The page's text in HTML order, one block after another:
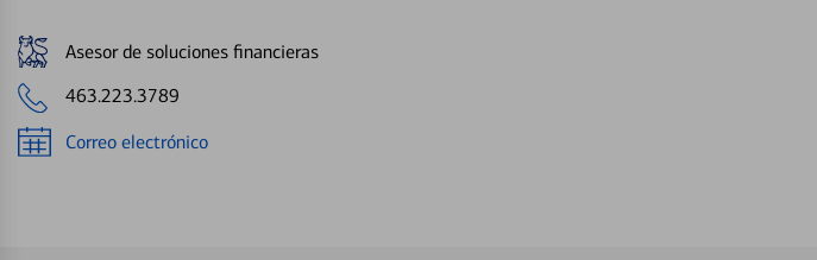
Asesor de soluciones financieras
463.223.3789
Correo electrónico